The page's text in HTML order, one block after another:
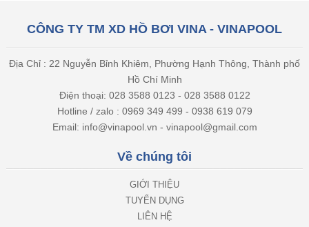
CÔNG TY TM XD HỒ BƠI VINA - VINAPOOL
Địa Chỉ : 22 Nguyễn Bỉnh Khiêm, Phường Hạnh Thông, Thành phố
Hồ Chí Minh
Điện thoại: 028 3588 0123 - 028 3588 0122
Hotline / zalo : 0969 349 499 - 0938 619 079
Email: info@vinapool.vn - vinapool@gmail.com
Về chúng tôi
GIỚI THIỆU
TUYỂN DỤNG
LIÊN HỆ